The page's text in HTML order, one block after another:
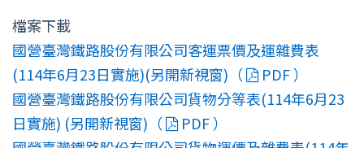
檔案下載
國營臺灣鐵路股份有限公司客運票價及運雜費表
(114年6月23日實施)(另開新視窗)（
PDF ）
國營臺灣鐵路股份有限公司貨物分等表(114年6月23
日實施) (另開新視窗)（
PDF ）